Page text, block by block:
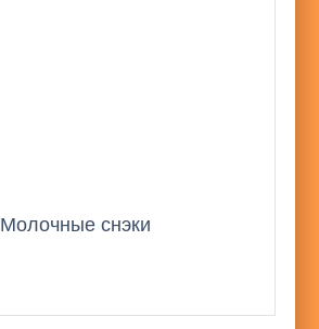
Молочные снэки